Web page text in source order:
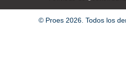
© Proes 2026. Todos los